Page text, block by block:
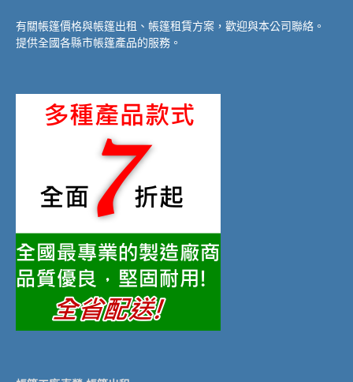
有關帳篷價格與帳篷出租、帳篷租賃方案，歡迎與本公司聯絡。
提供全國各縣市帳篷產品的服務。